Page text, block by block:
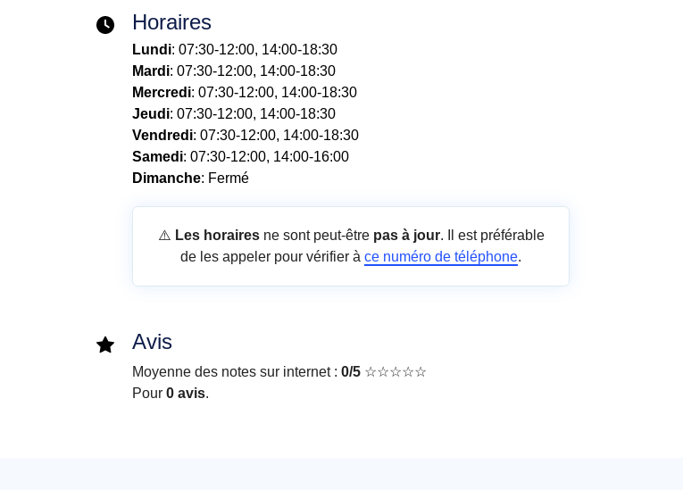
Horaires
Lundi: 07:30-12:00, 14:00-18:30
Mardi: 07:30-12:00, 14:00-18:30
Mercredi: 07:30-12:00, 14:00-18:30
Jeudi: 07:30-12:00, 14:00-18:30
Vendredi: 07:30-12:00, 14:00-18:30
Samedi: 07:30-12:00, 14:00-16:00
Dimanche: Fermé
⚠️ Les horairesne sont peut-être pas à jour. Il est préférable
de les appeler pour vérifier à ce numéro de téléphone.
Avis
Moyenne des notes sur internet : 0/5 ☆☆☆☆☆
Pour 0 avis.